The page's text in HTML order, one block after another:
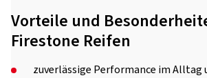
Vorteile und
Firestone Reifen
zuverlässige Performance im Alltag